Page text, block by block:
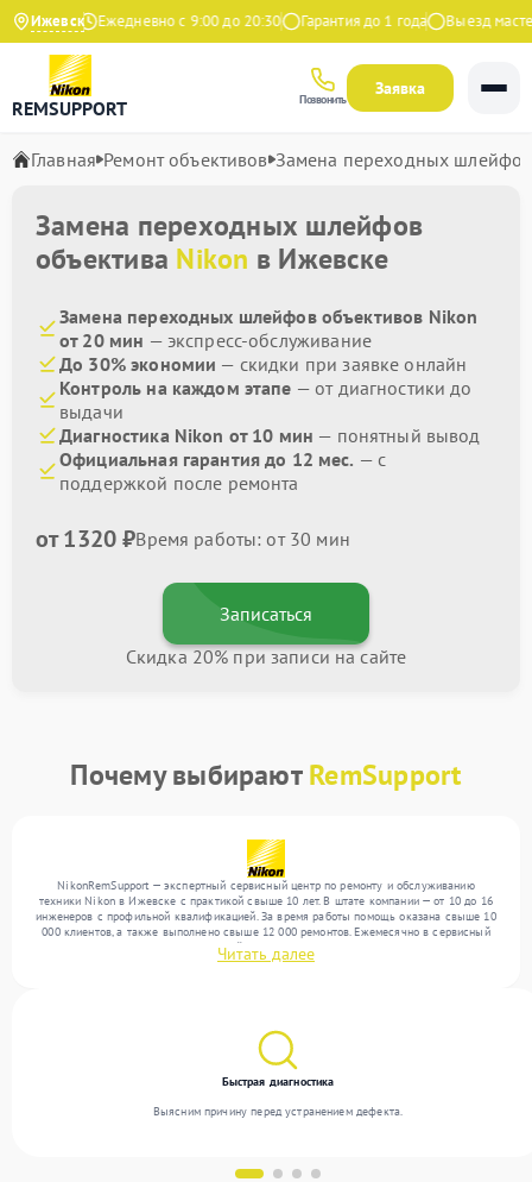
Ижевск
Яндекс Ежедневно с 9:00 до 20:30 Гарантия до 1 года Выезд
REMSUPPORT Позвонить
Заявка
Главная Ремонт объективов Замена переходных шлейфов
Замена переходных шлейфов
объектива Nikon в Ижевске
Замена переходных шлейфов объективов Nikon
от 20 мин — экспресс-обслуживание
До 30% экономии — скидки при заявке онлайн
Контроль на каждом этапе — от диагностики до
выдачи
Диагностика Nikon от 10 мин — понятный вывод
Официальная гарантия до 12 мес. — с
поддержкой после ремонта
от 1320 ₽Время работы: от 30 мин
Записаться
Скидка 20% при записи на сайте
Почему выбираютRemSupport
NikonRemSupport — экспертный сервисный центр по ремонту и обслуживанию
техники Nikon в Ижевске с практикой свыше 10 лет. В штате компании — от 10 до 16
инженеров с профильной квалификацией. За время работы помощь оказана свыше 10
000 клиентов, а также выполнено свыше 12 000 ремонтов. Ежемесячно в сервисный
центр поступает более 300 обращений, включая , , . Мы выполняем ремонт различного
уровня сложности и поддерживаем высокий стандарт качества благодаря
Читать далее
Быстрая диагностика
Выясним причину перед устранением дефекта.